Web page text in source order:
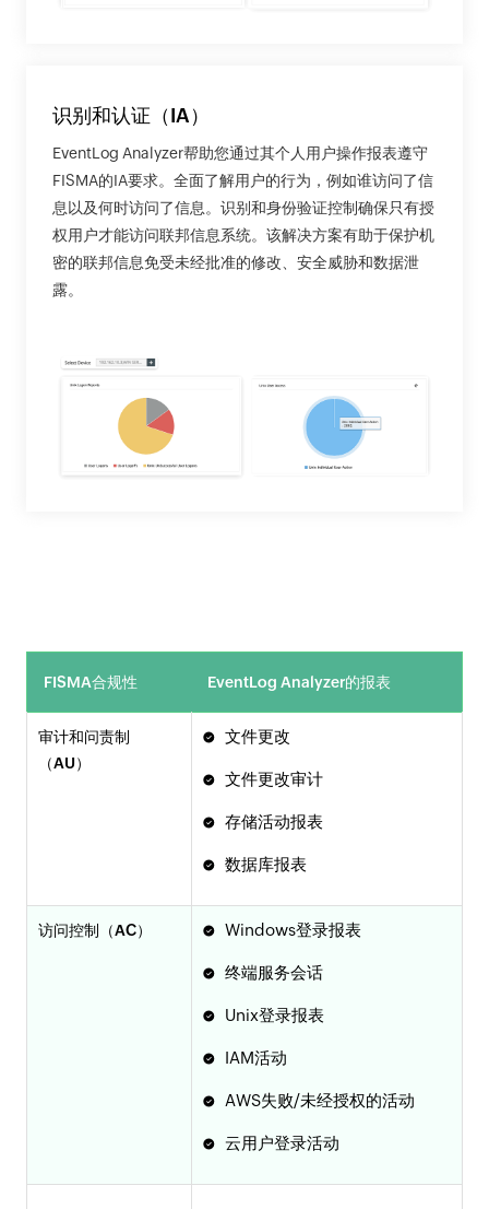
识别和认证（IA）
EventLog Analyzer帮助您通过其个人用户操作报表遵守
FISMA的IA要求。全面了解用户的行为，例如谁访问了信
息以及何时访问了信息。识别和身份验证控制确保只有授
权用户才能访问联邦信息系统。该解决方案有助于保护机
密的联邦信息免受未经批准的修改、安全威胁和数据泄
露。
FISMA合规性 EventLog Analyzer的报表
审计和问责制
（AU）
文件更改
文件更改审计
存储活动报表
数据库报表
访问控制（AC） Windows登录报表
终端服务会话
Unix登录报表
IAM活动
AWS失败/未经授权的活动
云用户登录活动